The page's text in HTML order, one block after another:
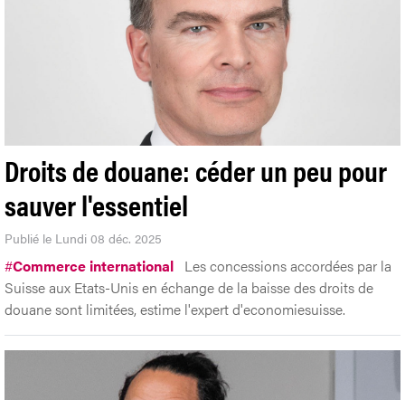
Droits de douane: céder un peu pour
sauver l'essentiel
Publié le Lundi 08 déc. 2025
#Commerce international Les concessions accordées par la
Suisse aux Etats-Unis en échange de la baisse des droits de
douane sont limitées, estime l'expert d'economiesuisse.